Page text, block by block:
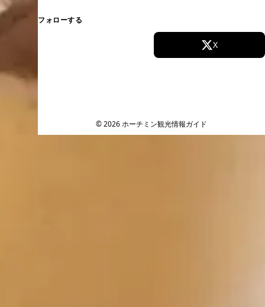
フォローする
X
© 2026 ホーチミン観光情報ガイド